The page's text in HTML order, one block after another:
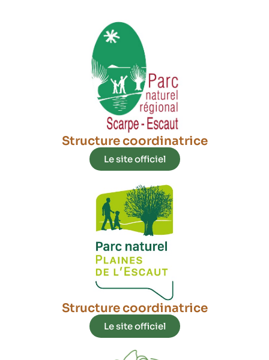
Structure coordinatrice
Le site officiel
Structure coordinatrice
Le site officiel